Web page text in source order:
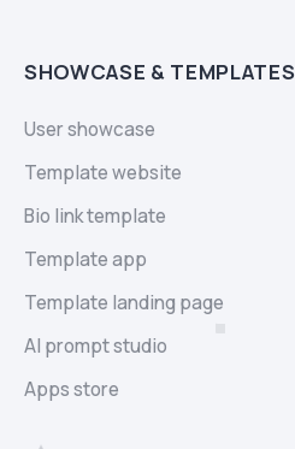
SHOWCASE & TEMPLATES
User showcase
Template website
Bio link template
Template app
Template landing page
AI prompt studio
Apps store